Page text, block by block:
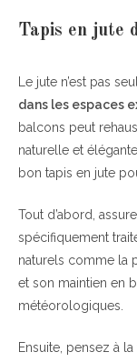
Tapis en jute
Le jute n’est pas
dans les espaces
balcons peut
naturelle et
bon tapis en jute
Tout d’abord,
spécifiquement
naturels comme la
et son maintien en
météorologiques.
Ensuite, pensez à